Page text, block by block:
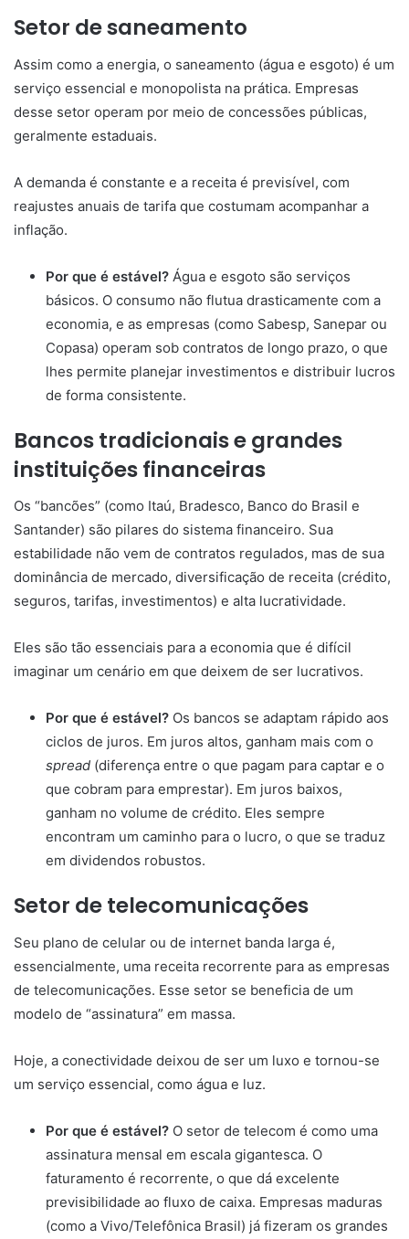
Setor de saneamento
Assim como a energia, o saneamento (água e esgoto) é um
serviço essencial e monopolista na prática. Empresas
desse setor operam por meio de concessões públicas,
geralmente estaduais.
A demanda é constante e a receita é previsível, com
reajustes anuais de tarifa que costumam acompanhar a
inflação.
Por que é estável? Água e esgoto são serviços
básicos. O consumo não flutua drasticamente com a
economia, e as empresas (como Sabesp, Sanepar ou
Copasa) operam sob contratos de longo prazo, o que
lhes permite planejar investimentos e distribuir lucros
de forma consistente.
Bancos tradicionais e grandes
instituições financeiras
Os “bancões” (como Itaú, Bradesco, Banco do Brasil e
Santander) são pilares do sistema financeiro. Sua
estabilidade não vem de contratos regulados, mas de sua
dominância de mercado, diversificação de receita (crédito,
seguros, tarifas, investimentos) e alta lucratividade.
Eles são tão essenciais para a economia que é difícil
imaginar um cenário em que deixem de ser lucrativos.
Por que é estável? Os bancos se adaptam rápido aos
ciclos de juros. Em juros altos, ganham mais com o
spread (diferença entre o que pagam para captar e o
que cobram para emprestar). Em juros baixos,
ganham no volume de crédito. Eles sempre
encontram um caminho para o lucro, o que se traduz
em dividendos robustos.
Setor de telecomunicações
Seu plano de celular ou de internet banda larga é,
essencialmente, uma receita recorrente para as empresas
de telecomunicações. Esse setor se beneficia de um
modelo de “assinatura” em massa.
Hoje, a conectividade deixou de ser um luxo e tornou-se
um serviço essencial, como água e luz.
Por que é estável? O setor de telecom é como uma
assinatura mensal em escala gigantesca. O
faturamento é recorrente, o que dá excelente
previsibilidade ao fluxo de caixa. Empresas maduras
(como a Vivo/Telefônica Brasil) já fizeram os grandes